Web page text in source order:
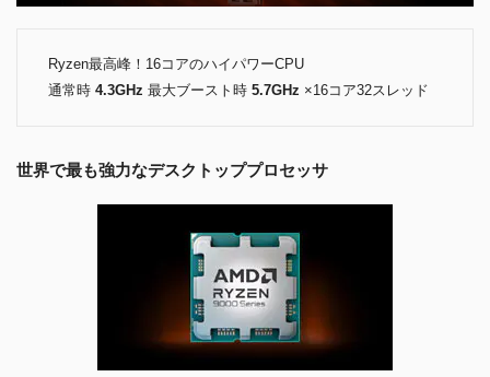
Ryzen最高峰！16コアのハイパワーCPU
通常時 4.3GHz 最大ブースト時 5.7GHz ×16コア32スレッド
世界で最も強力なデスクトッププロセッサ